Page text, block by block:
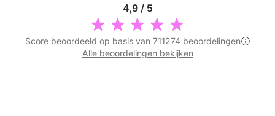
4,9 / 5
Score beoordeeld op basis van 711274 beoordelingen
Alle beoordelingen bekijken